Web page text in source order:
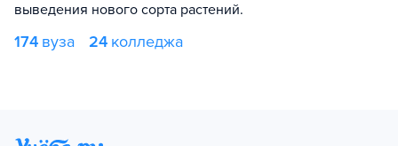
выведения нового сорта растений.
174 вуза 24 колледжа